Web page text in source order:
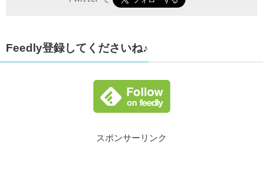
Feedly登録してくださいね♪
スポンサーリンク